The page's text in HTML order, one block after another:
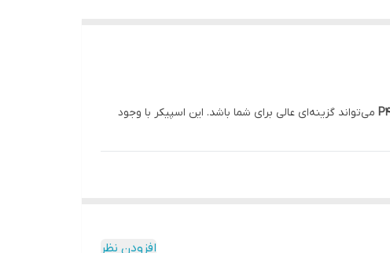
می‌تواند گزینه‌ای عالی برای شما باشد. این اسپیکر با وجود
افزودن نظر